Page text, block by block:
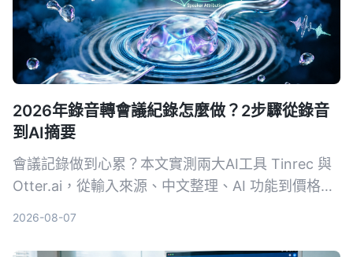
2026年錄音轉會議紀錄怎麼做？2步驟從錄音
到AI摘要
會議記錄做到心累？本文實測兩大AI工具 Tinrec 與
Otter.ai，從輸入來源、中文整理、AI 功能到價格方
2026-08-07